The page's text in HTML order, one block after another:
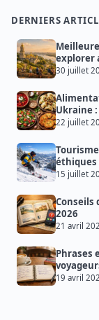
DERNIERS
explorer
30 juillet
Ukraine
22 juillet
éthiques
15 juillet
Conseils
2026
21 avril
Phrases
19 avril